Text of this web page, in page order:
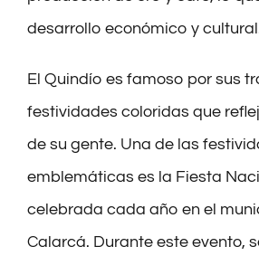
desarrollo económico y
El Quindío es famoso por sus
festividades coloridas que
de su gente. Una de las
emblemáticas es la Fiesta
celebrada cada año en el
Calarcá. Durante este evento,